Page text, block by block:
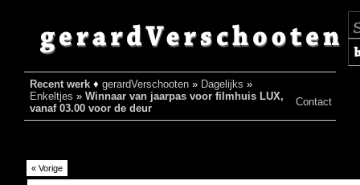
Recent werk♦ gerardVerschooten» Dagelijks »
Enkeltjes » Winnaar van jaarpas voor filmhuis LUX,
vanaf 03.00 voor de deur
Contact
« Vorige